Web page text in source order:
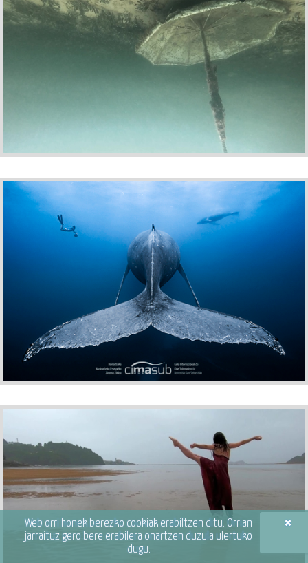
×
Web orri honek berezko cookiak erabiltzen ditu. Orrian
jarraituz gero bere erabilera onartzen duzula ulertuko
dugu.